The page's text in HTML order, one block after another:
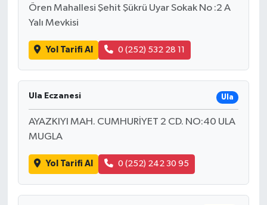
Ören Mahallesi Şehit Şükrü Uyar Sokak No :2 A
Yalı Mevkisi
Yol Tarifi Al 0 (252) 532 28 11
Ula Eczanesi Ula
AYAZKIYI MAH. CUMHURİYET 2 CD. NO:40 ULA
MUGLA
Yol Tarifi Al 0 (252) 242 30 95